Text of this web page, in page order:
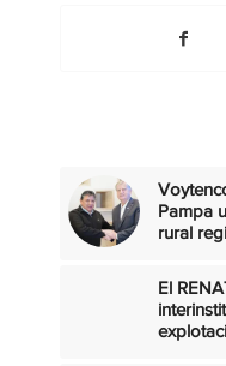
Pampa
rural
El